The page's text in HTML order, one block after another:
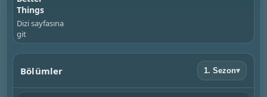
Things
Dizi sayfasına
git
Bölümler 1. Sezon▾